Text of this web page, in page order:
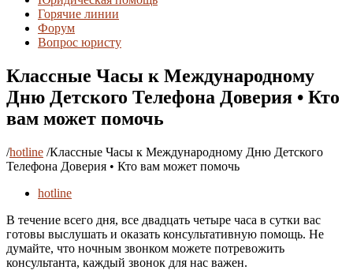
Горячие линии
Форум
Вопрос юристу
Классные Часы к Международному
Дню Детского Телефона Доверия • Кто
вам может помочь
/hotline /Классные Часы к Международному Дню Детского
Телефона Доверия • Кто вам может помочь
hotline
В течение всего дня, все двадцать четыре часа в сутки вас
готовы выслушать и оказать консультативную помощь. Не
думайте, что ночным звонком можете потревожить
консультанта, каждый звонок для нас важен.